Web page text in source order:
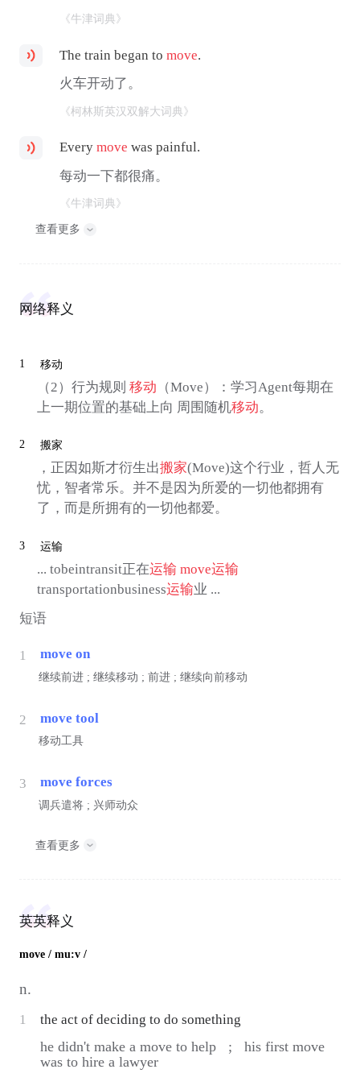
《牛津词典》
The train began tomove.
火车开动了。
《柯林斯英汉双解大词典》
Everymove was painful.
每动一下都很痛。
《牛津词典》
查看更多
网络释义
1 移动
（2）行为规则 移动 （Move）：学习Agent每期在
上一期位置的基础上向 周围随机移动。
2 搬家
，正因如斯才衍生出搬家(Move)这个行业，哲人无
忧，智者常乐。并不是因为所爱的一切他都拥有
了，而是所拥有的一切他都爱。
3 运输
... tobeintransit正在运输 move运输
transportationbusiness运输业 ...
短语
1 move on
继续前进 ; 继续移动 ; 前进 ; 继续向前移动
2 move tool
移动工具
3 move forces
调兵遣将 ; 兴师动众
查看更多
英英释义
move / mu:v /
n.
1 the act of deciding to do something
he didn't make a move to help ;
his first move
was to hire a lawyer